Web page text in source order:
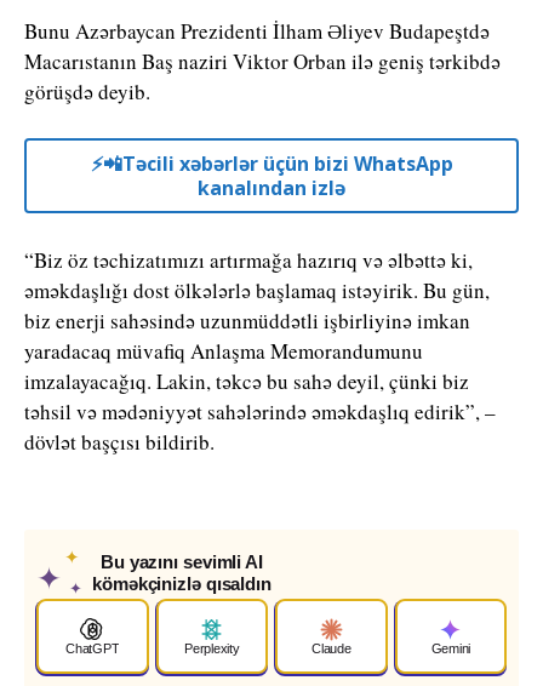
Bunu Azərbaycan Prezidenti İlham Əliyev Budapeştdə
Macarıstanın Baş naziri Viktor Orban ilə geniş tərkibdə
görüşdə deyib.
⚡️📲Təcili xəbərlər üçün bizi WhatsApp
kanalından izlə
“Biz öz təchizatımızı artırmağa hazırıq və əlbəttə ki,
əməkdaşlığı dost ölkələrlə başlamaq istəyirik. Bu gün,
biz enerji sahəsində uzunmüddətli işbirliyinə imkan
yaradacaq müvafiq Anlaşma Memorandumunu
imzalayacağıq. Lakin, təkcə bu sahə deyil, çünki biz
təhsil və mədəniyyət sahələrində əməkdaşlıq edirik”, –
dövlət başçısı bildirib.
✦
✦
✦
Bu yazını sevimli AI
köməkçinizlə qısaldın
ChatGPT Perplexity Claude Gemini